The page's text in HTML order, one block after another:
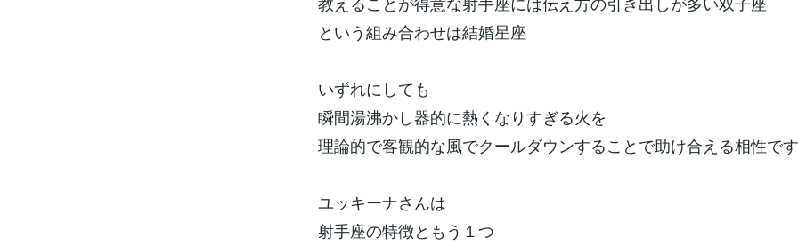
という組み合わせは結婚星座
いずれにしても
瞬間湯沸かし器的に熱くなりすぎる火を
理論的で客観的な風でクールダウンすることで助け合える相性で
ユッキーナさんは
射手座の特徴ともう１つ